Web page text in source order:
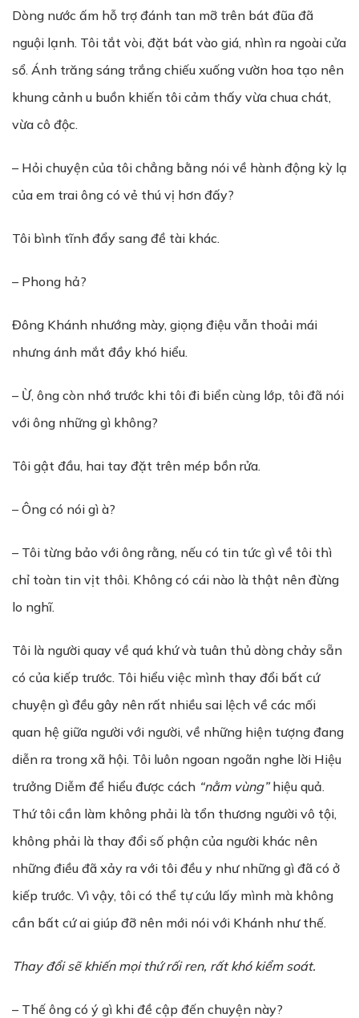
Dòng nước ấm hỗ trợ đánh tan mỡ trên bát đũa đã
nguội lạnh. Tôi tắt vòi, đặt bát vào giá, nhìn ra ngoài cửa
sổ. Ánh trăng sáng trắng chiếu xuống vườn hoa tạo nên
khung cảnh u buồn khiến tôi cảm thấy vừa chua chát,
vừa cô độc.
– Hỏi chuyện của tôi chẳng bằng nói về hành động kỳ lạ
của em trai ông có vẻ thú vị hơn đấy?
Tôi bình tĩnh đẩy sang đề tài khác.
– Phong hả?
Đông Khánh nhướng mày, giọng điệu vẫn thoải mái
nhưng ánh mắt đầy khó hiểu.
– Ừ, ông còn nhớ trước khi tôi đi biển cùng lớp, tôi đã nói
với ông những gì không?
Tôi gật đầu, hai tay đặt trên mép bồn rửa.
– Ông có nói gì à?
– Tôi từng bảo với ông rằng, nếu có tin tức gì về tôi thì
chỉ toàn tin vịt thôi. Không có cái nào là thật nên đừng
lo nghĩ.
Tôi là người quay về quá khứ và tuân thủ dòng chảy sẵn
có của kiếp trước. Tôi hiểu việc mình thay đổi bất cứ
chuyện gì đều gây nên rất nhiều sai lệch về các mối
quan hệ giữa người với người, về những hiện tượng đang
diễn ra trong xã hội. Tôi luôn ngoan ngoãn nghe lời Hiệu
trưởng Diễm để hiểu được cách “nằm vùng”hiệu quả.
Thứ tôi cần làm không phải là tổn thương người vô tội,
không phải là thay đổi số phận của người khác nên
những điều đã xảy ra với tôi đều y như những gì đã có ở
kiếp trước. Vì vậy, tôi có thể tự cứu lấy mình mà không
cần bất cứ ai giúp đỡ nên mới nói với Khánh như thế.
Thay đổi sẽ khiến mọi thứ rối ren, rất khó kiểm soát.
– Thế ông có ý gì khi đề cập đến chuyện này?